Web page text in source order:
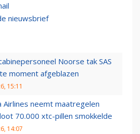
nieuwsbrief
Noorse tak SAS
moment afgeblazen
15:11
Airlines neemt maatregelen
70.000 xtc-pillen smokkelde
14:07